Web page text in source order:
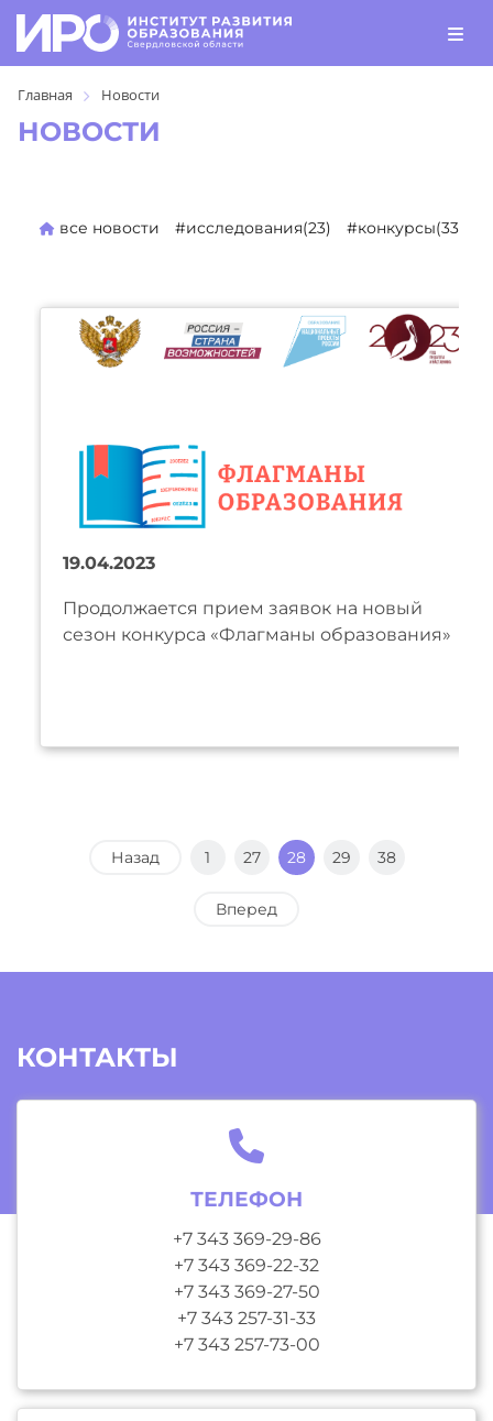
Главная Новости
НОВОСТИ
все новости #исследования(23) #конкурсы(330)
19.04.2023
Продолжается прием заявок на новый
сезон конкурса «Флагманы образования»
Назад 1 27 28 29 38
Вперед
КОНТАКТЫ
ТЕЛЕФОН
+7 343 369-29-86
+7 343 369-22-32
+7 343 369-27-50
+7 343 257-31-33
+7 343 257-73-00